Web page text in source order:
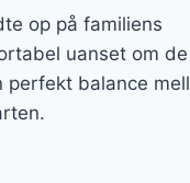
op på familiens
uanset om de
perfekt balance